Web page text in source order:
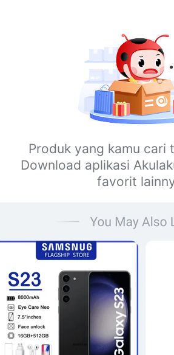
Produk yang kamu cari
Download aplikasi
favorit